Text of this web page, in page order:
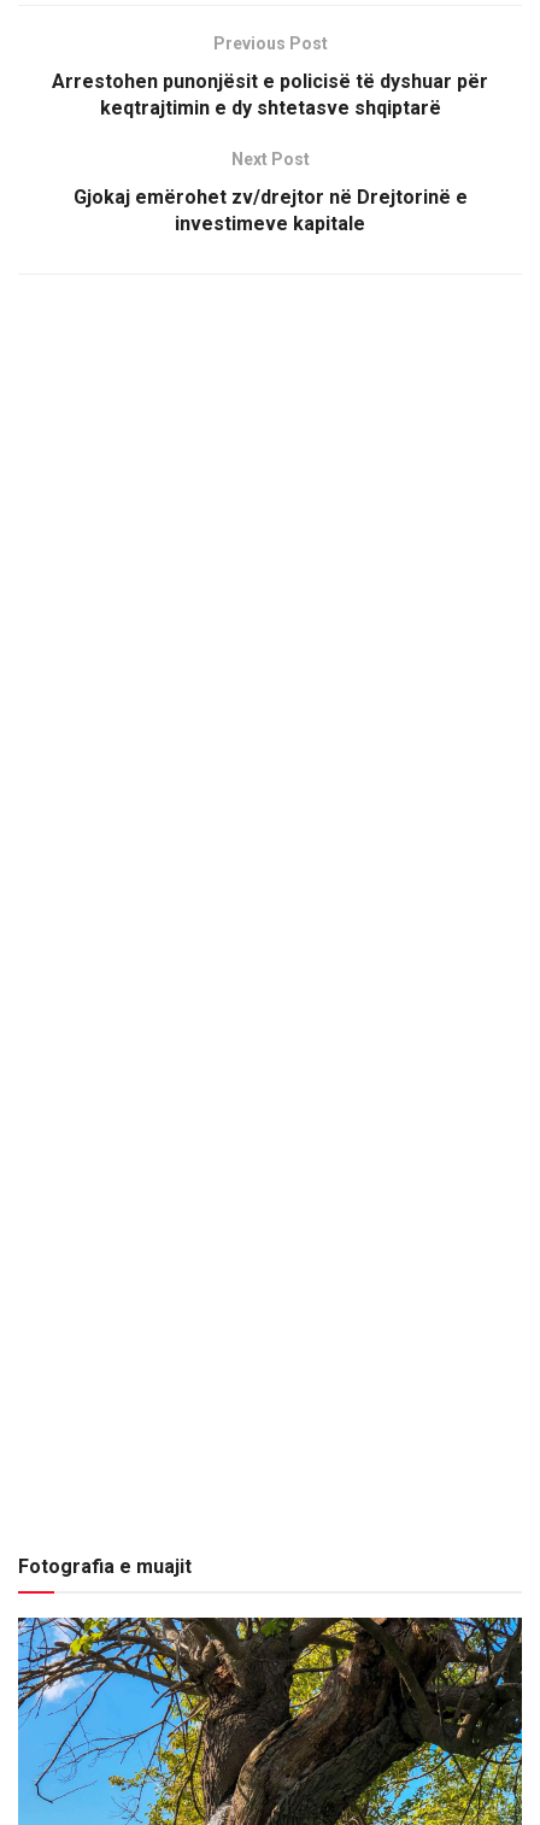
Previous Post
Arrestohen punonjësit e policisë të dyshuar për
keqtrajtimin e dy shtetasve shqiptarë
Next Post
Gjokaj emërohet zv/drejtor në Drejtorinë e
investimeve kapitale
Fotografia e muajit